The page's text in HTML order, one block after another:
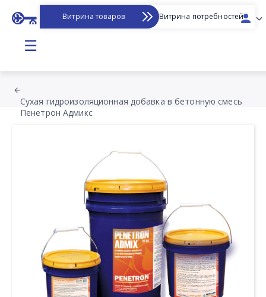
Витрина товаров Витрина потребностей
☰
Сухая гидроизоляционная добавка в бетонную смесь
Пенетрон Адмикс